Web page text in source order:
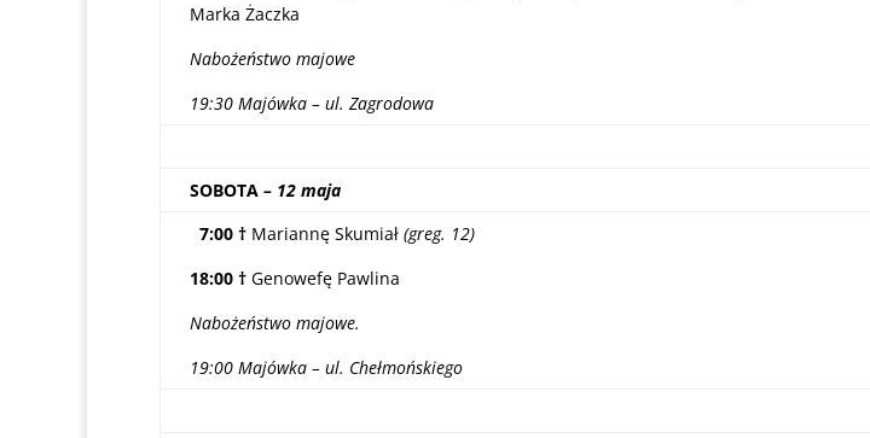
Marka Żaczka
Nabożeństwo majowe
19:30 Majówka – ul. Zagrodowa
SOBOTA – 12 maja
7:00 † Mariannę Skumiał (greg. 12)
18:00 † Genowefę Pawlina
Nabożeństwo majowe.
19:00 Majówka – ul. Chełmońskiego